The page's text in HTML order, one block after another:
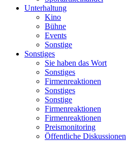
Unterhaltung
Kino
Bühne
Events
Sonstige
Sonstiges
Sie haben das Wort
Sonstiges
Firmenreaktionen
Sonstiges
Sonstige
Firmenreaktionen
Firmenreaktionen
Preismonitoring
Öffentliche Diskussionen